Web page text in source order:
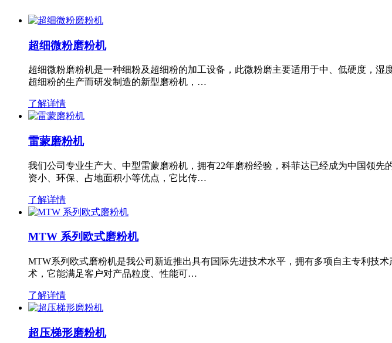
超细微粉磨粉机
超细微粉磨粉机是一种细粉及超细粉的加工设备，此微粉磨主要适用于中、低硬度，
超细粉的生产而研发制造的新型磨粉机，…
了解详情
雷蒙磨粉机
我们公司专业生产大、中型雷蒙磨粉机，拥有22年磨粉经验，科菲达已经成为中国领
资小、环保、占地面积小等优点，它比传…
了解详情
MTW 系列欧式磨粉机
MTW系列欧式磨粉机是我公司新近推出具有国际先进技术水平，拥有多项自主专利技
术，它能满足客户对产品粒度、性能可…
了解详情
超压梯形磨粉机